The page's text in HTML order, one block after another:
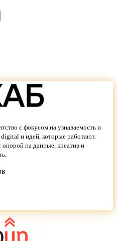
с фокусом на узнаваемость и
digital и идей, которые работают.
на данные, креатив и